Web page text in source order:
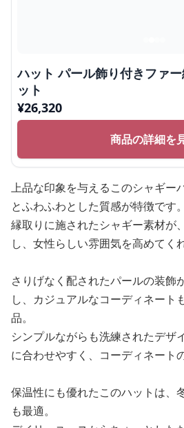
ハット パール飾り付きファ
ット
¥26,320
商品の詳細を
上品な印象を与えるこのシャギー
とふわふわとした質感が特徴です。
縁取りに施されたシャギー素材が
し、女性らしい雰囲気を高めてく
さりげなく配されたパールの装飾
し、カジュアルなコーディネート
品。
シンプルながらも洗練されたデザ
に合わせやすく、コーディネート
保温性にも優れたこのハットは、
も最適。